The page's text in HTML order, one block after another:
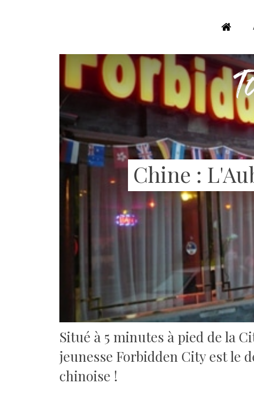
Chine :
Situé à 5 minutes à pied de la
jeunesse Forbidden City est le
chinoise !